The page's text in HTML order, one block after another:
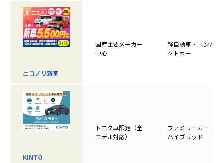
ニコノリ新車
国産主要メーカー
中心
軽自動車・コンパ
クトカー
KINTO
トヨタ車限定（全
モデル対応）
ファミリーカー・
ハイブリッド